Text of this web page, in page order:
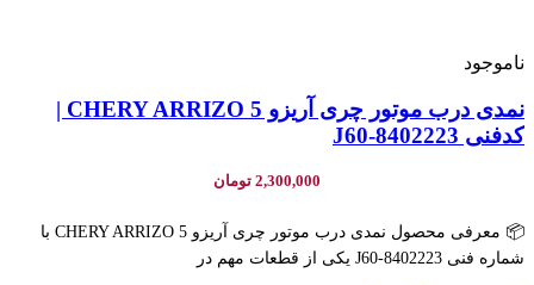
ناموجود
نمدی درب موتور چری آریزو 5 CHERY ARRIZO |
کدفنی J60-8402223
2,300,000 تومان
📦 معرفی محصول نمدی درب موتور چری آریزو CHERY ARRIZO 5 با
شماره فنی J60-8402223 یکی از قطعات مهم در